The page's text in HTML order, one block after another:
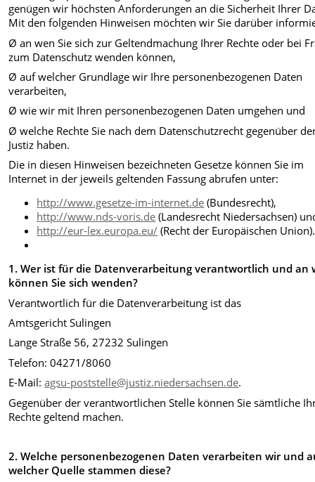
genügen wir höchsten Anforderungen an die Sicherheit Ihrer
Mit den folgenden Hinweisen möchten wir Sie darüber
Ø an wen Sie sich zur Geltendmachung Ihrer Rechte oder bei
zum Datenschutz wenden können,
Ø auf welcher Grundlage wir Ihre personenbezogenen Daten
verarbeiten,
Ø wie wir mit Ihren personenbezogenen Daten umgehen und
Ø welche Rechte Sie nach dem Datenschutzrecht gegenüber
Justiz haben.
Die in diesen Hinweisen bezeichneten Gesetze können Sie im
Internet in der jeweils geltenden Fassung abrufen unter:
http://www.gesetze-im-internet.de (Bundesrecht),
http://www.nds-voris.de (Landesrecht Niedersachsen)
http://eur-lex.europa.eu/ (Recht der Europäischen Union).
1. Wer ist für die Datenverarbeitung verantwortlich und an
können Sie sich wenden?
Verantwortlich für die Datenverarbeitung ist das
Amtsgericht Sulingen
Lange Straße 56, 27232 Sulingen
Telefon: 04271/8060
E-Mail:agsu-poststelle@justiz.niedersachsen.de.
Gegenüber der verantwortlichen Stelle können Sie sämtliche
Rechte geltend machen.
2. Welche personenbezogenen Daten verarbeiten wir und
welcher Quelle stammen diese?